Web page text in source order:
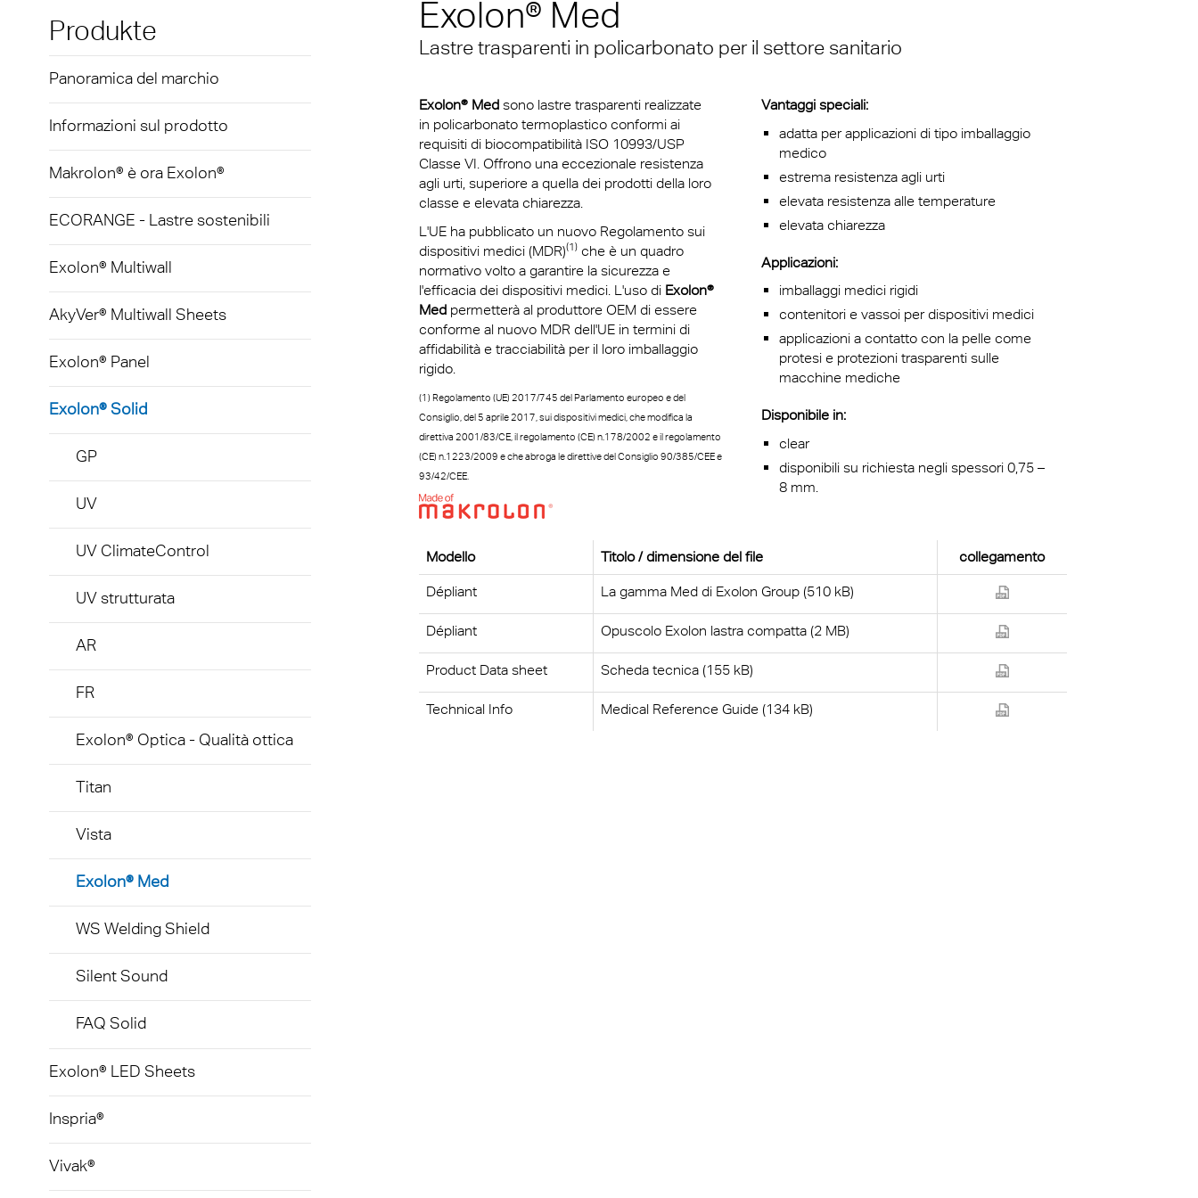
Exolon® Multiwall
Multi UV no drop
Accessori per Lastre
Alveolari
FAQ Lastre in policarbonato
alveolare
AkyVer® Multiwall Sheets
Exolon® Solid
Exolon® Optica - Qualità
Titan
Vista
WS Welding Shield
Silent Sound
FAQ Solid
Exolon® LED Sheets
Curvalite®
Lastre compatte opache
Convincente nella funzionalità
e nell’estetica
Protezione dalle infezioni
Illuminazione LED
Trasporto di massa
Trasporti e autoveicoli
Barriera acustica
Informazioni tecniche
Terms & Conditions
Produkte
Panoramica del marchio
Informazioni sul prodotto
Makrolon® è ora Exolon®
ECORANGE - Lastre sostenibili
Exolon® Multiwall
AkyVer® Multiwall Sheets
Exolon® Panel
Exolon® Solid
GP
UV
UV ClimateControl
UV strutturata
AR
FR
Exolon® Optica - Qualità ottica
Titan
Vista
Exolon® Med
WS Welding Shield
Silent Sound
FAQ Solid
Exolon® LED Sheets
Inspria®
Vivak®
Exolon® Med
Lastre trasparenti in policarbonato per il settore sanitario
Exolon® Medsono lastre trasparenti realizzate
in policarbonato termoplastico conformi ai
requisiti di biocompatibilità ISO 10993/USP
Classe VI. Offrono una eccezionale resistenza
agli urti, superiore a quella dei prodotti della loro
classe e elevata chiarezza.
L'UE ha pubblicato un nuovo Regolamento sui
dispositivi medici (MDR)(1)che è un quadro
normativo volto a garantire la sicurezza e
l'efficacia dei dispositivi medici. L'uso di Exolon®
Medpermetterà al produttore OEM di essere
conforme al nuovo MDR dell'UE in termini di
affidabilità e tracciabilità per il loro imballaggio
rigido.
(1) Regolamento (UE) 2017/745 del Parlamento europeo e del
Consiglio, del 5 aprile 2017, sui dispositivi medici, che modifica la
direttiva 2001/83/CE, il regolamento (CE) n.178/2002 e il regolamento
(CE) n.1223/2009 e che abroga le direttive del Consiglio 90/385/CEE e
93/42/CEE.
Vantaggi speciali:
adatta per applicazioni di tipo imballaggio
medico
estrema resistenza agli urti
elevata resistenza alle temperature
elevata chiarezza
Applicazioni:
imballaggi medici rigidi
contenitori e vassoi per dispositivi medici
applicazioni a contatto con la pelle come
protesi e protezioni trasparenti sulle
macchine mediche
Disponibile in:
clear
disponibili su richiesta negli spessori 0,75 –
8 mm.
Modello Titolo / dimensione del file collegamento
Dépliant La gamma Med di Exolon Group (510 kB)
Dépliant Opuscolo Exolon lastra compatta (2 MB)
Product Data sheet Scheda tecnica (155 kB)
Technical Info Medical Reference Guide (134 kB)